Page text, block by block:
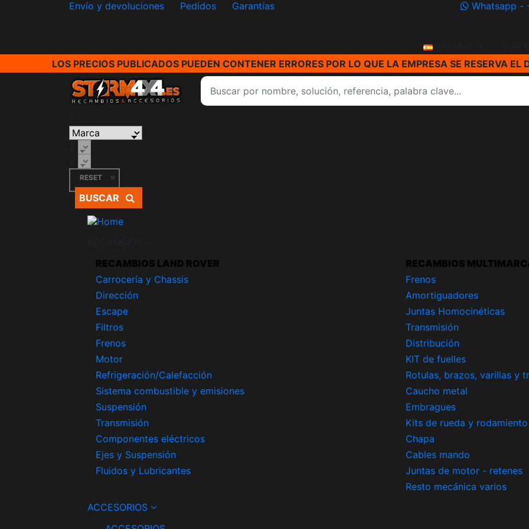
Envío y devoluciones Pedidos Garantías Whatsapp -
Español
LOS PRECIOS PUBLICADOS PUEDEN CONTENER ERRORES POR LO QUE LA EMPRESA SE RESERVA
RESET
BUSCAR
RECAMBIOS LAND ROVER
Carrocería y Chassis
Dirección
Escape
Filtros
Frenos
Motor
Refrigeración/Calefacción
Sistema combustible y emisiones
Suspensión
Transmisión
Componentes eléctricos
Ejes y Suspensión
Fluidos y Lubricantes
RECAMBIOS
Frenos
Amortiguadores
Juntas Homocinéticas
Transmisión
Distribución
KIT de fuelles
Rotulas, brazos, varillas y
Caucho metal
Embragues
Kits de rueda y rodamiento
Chapa
Cables mando
Juntas de motor - retenes
Resto mecánica varios
ACCESORIOS